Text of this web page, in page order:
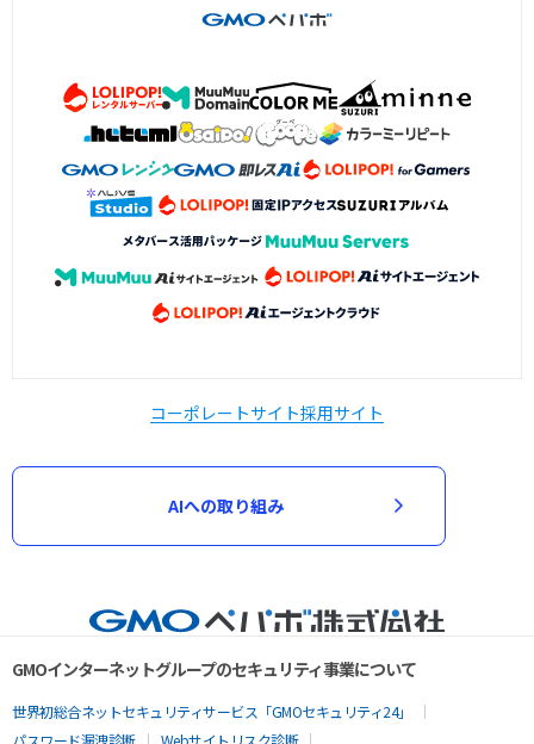
コーポレートサイト採用サイト
AIへの取り組み
GMOインターネットグループのセキュリティ事業について
世界初総合ネットセキュリティサービス「GMOセキュリティ24」
パスワード漏洩診断
Webサイトリスク診断